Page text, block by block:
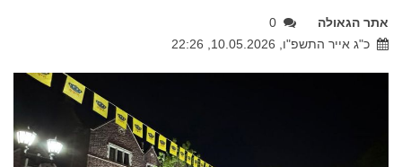
אתר הגאולה
0
כ"ג אייר התשפ"ו, 10.05.2026, 22:26